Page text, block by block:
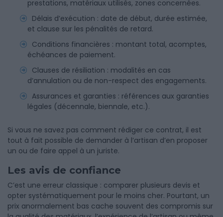
prestations, matériaux utilisés, zones concernées.
Délais d’exécution : date de début, durée estimée,
et clause sur les pénalités de retard.
Conditions financières : montant total, acomptes,
échéances de paiement.
Clauses de résiliation : modalités en cas
d’annulation ou de non-respect des engagements.
Assurances et garanties : références aux garanties
légales (décennale, biennale, etc.).
Si vous ne savez pas comment rédiger ce contrat, il est
tout à fait possible de demander à l’artisan d’en proposer
un ou de faire appel à un juriste.
Les avis de confiance
C’est une erreur classique : comparer plusieurs devis et
opter systématiquement pour le moins cher. Pourtant, un
prix anormalement bas cache souvent des compromis sur